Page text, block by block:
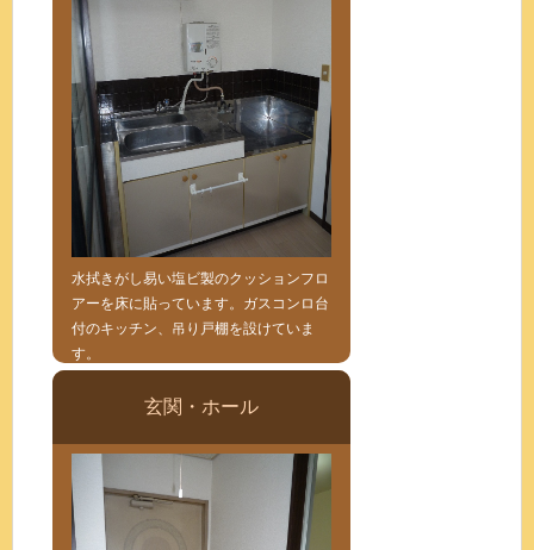
水拭きがし易い塩ビ製のクッションフロ
アーを床に貼っています。ガスコンロ台
付のキッチン、吊り戸棚を設けていま
す。
玄関・ホール